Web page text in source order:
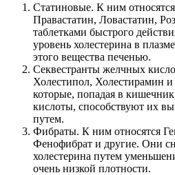
Статиновые. К ним
Правастатин, Ловастатин,
таблетками быстрого
уровень холестерина в
этого вещества печенью.
Секвестранты желчных
Холестипол, Холестирамин и
которые, попадая в
кислоты, способствуют их
путем.
Фибраты. К ним относятся
Фенофибрат и другие. Они
холестерина путем
очень низкой плотности.